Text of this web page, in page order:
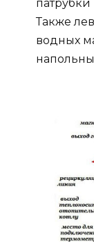
Также
водных